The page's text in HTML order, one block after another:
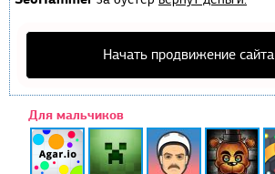
Начать продвижение сайта
Для мальчиков